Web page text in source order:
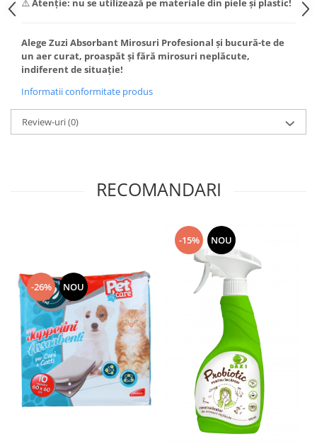
⚠️Atenție: nu se utilizează pe materiale din piele și plastic!
Alege Zuzi Absorbant Mirosuri Profesional și bucură-te de
un aer curat, proaspăt și fără mirosuri neplăcute,
indiferent de situație!
Informatii conformitate produs
Review-uri(0)
RECOMANDARI
-26% NOU
-15% NOU